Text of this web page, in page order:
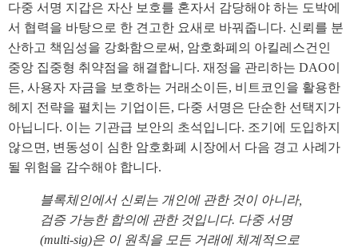
다중 서명 지갑은 자산 보호를 혼자서 감당해야 하는 도박에
서 협력을 바탕으로 한 견고한 요새로 바꿔줍니다. 신뢰를 분
산하고 책임성을 강화함으로써, 암호화폐의 아킬레스건인
중앙 집중형 취약점을 해결합니다. 재정을 관리하는 DAO이
든, 사용자 자금을 보호하는 거래소이든, 비트코인을 활용한
헤지 전략을 펼치는 기업이든, 다중 서명은 단순한 선택지가
아닙니다. 이는 기관급 보안의 초석입니다. 조기에 도입하지
않으면, 변동성이 심한 암호화폐 시장에서 다음 경고 사례가
될 위험을 감수해야 합니다.
블록체인에서 신뢰는 개인에 관한 것이 아니라,
검증 가능한 합의에 관한 것입니다. 다중 서명
(multi-sig)은 이 원칙을 모든 거래에 체계적으로